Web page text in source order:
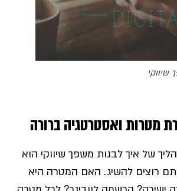
שיווקי
מטרות ואסטרטגיה ברורה
של איך לבנות משפך שיווקי הוא
רוצים להשיג. האם המטרה היא